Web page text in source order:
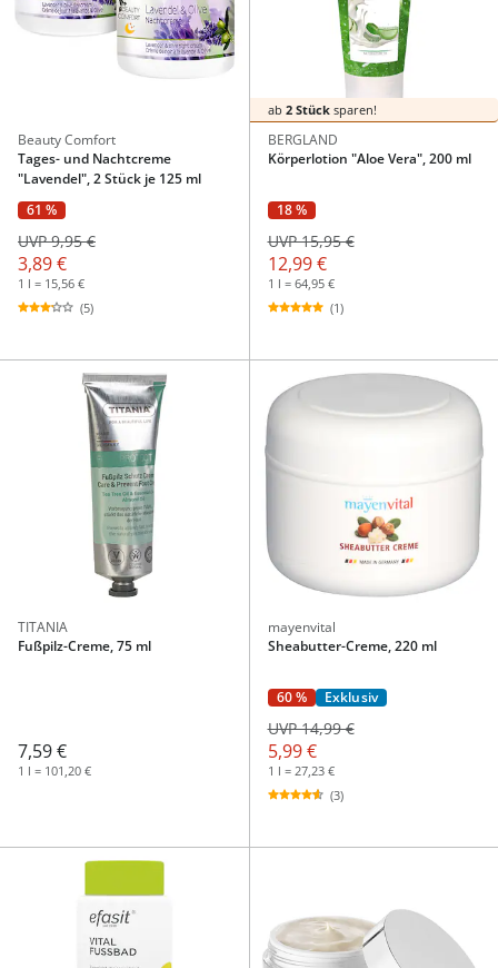
Beauty Comfort
Tages- und Nachtcreme
"Lavendel", 2 Stück je 125 ml
61 %
3,89 €
UVP 9,95 €
1 l = 15,56 €
(5)
ab 2 Stücksparen!
BERGLAND
Körperlotion "Aloe Vera", 200 ml
18 %
12,99 €
UVP 15,95 €
1 l = 64,95 €
(1)
TITANIA
Fußpilz-Creme, 75 ml
7,59 €
1 l = 101,20 €
mayenvital
Sheabutter-Creme, 220 ml
60 % Exklusiv
5,99 €
UVP 14,99 €
1 l = 27,23 €
(3)